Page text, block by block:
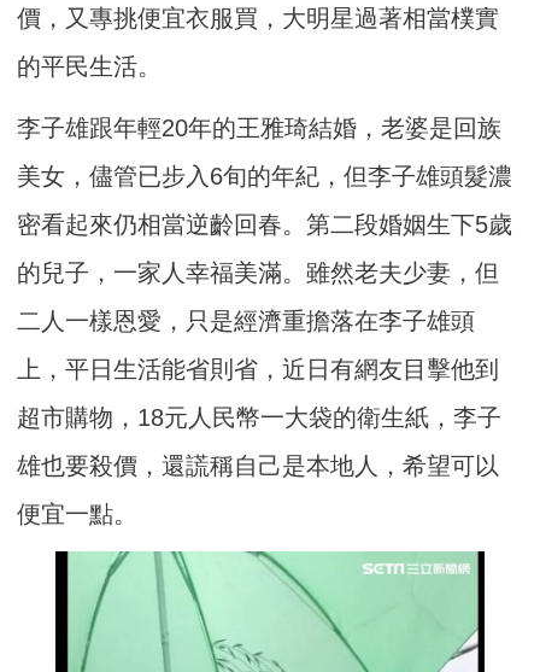
價，又專挑便宜衣服買，大明星過著相當樸實
的平民生活。
李子雄跟年輕20年的王雅琦結婚，老婆是回族
美女，儘管已步入6旬的年紀，但李子雄頭髮濃
密看起來仍相當逆齡回春。第二段婚姻生下5歲
的兒子，一家人幸福美滿。雖然老夫少妻，但
二人一樣恩愛，只是經濟重擔落在李子雄頭
上，平日生活能省則省，近日有網友目擊他到
超市購物，18元人民幣一大袋的衛生紙，李子
雄也要殺價，還謊稱自己是本地人，希望可以
便宜一點。